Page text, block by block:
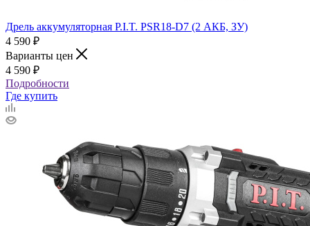
Дрель аккумуляторная P.I.T. PSR18-D7 (2 АКБ, ЗУ)
4 590 ₽
Варианты цен
4 590 ₽
Подробности
Где купить